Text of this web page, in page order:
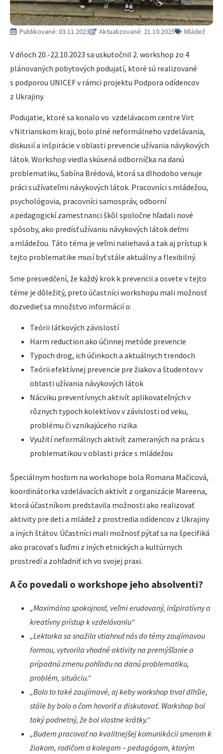
Publikované: 03.11.2023 Aktualizované: 21.10.2025 Mládež
V dňoch 20.-22.10.2023 sa uskutočnil 2. workshop zo 4
plánovaných pobytových podujatí, ktoré sú realizované
s podporou UNICEF v rámci projektu Podpora odídencov
z Ukrajiny.
Podujatie, ktoré sa konalo vo vzdelávacom centre Virt
v Nitrianskom kraji, bolo plné neformálneho vzdelávania,
diskusií a inšpirácie v oblasti prevencie užívania návykových
látok. Workshop viedla skúsená odborníčka na danú
problematiku, Sabína Brédová, ktorá sa dlhodobo venuje
práci s užívateľmi návykových látok. Pracovníci s mládežou,
psychológovia, pracovníci samospráv, odborní
a pedagogickí zamestnanci škôl spoločne hľadali nové
spôsoby, ako predísť užívaniu návykových látok deťmi
a mládežou. Táto téma je veľmi naliehavá a tak aj prístup k
tejto problematike musí byť stále aktuálny a flexibilný.
Sme presvedčení, že každý krok k prevencii a osvete v tejto
téme je dôležitý, preto účastníci workshopu mali možnosť
dozvedieť sa množstvo informácií o:
Teórii látkových závislostí
Harm reduction ako účinnej metóde prevencie
Typoch drog, ich účinkoch a aktuálnych trendoch
Teórii efektívnej prevencie pre žiakov a študentov v
oblasti užívania návykových látok
Nácviku preventívnych aktivít aplikovateľných v
rôznych typoch kolektívov v závislosti od veku,
problému či vznikajúceho rizika
Využití neformálnych aktivít zameraných na prácu s
problematikou v oblasti práce s mládežou
Špeciálnym hosťom na workshope bola Romana Mačicová,
koordinátorka vzdelávacích aktivít z organizácie Mareena,
ktorá účastníkom predstavila možnosti ako realizovať
aktivity pre deti a mládež z prostredia odídencov z Ukrajiny
a iných štátov. Účastníci mali možnosť pýtať sa na špecifiká
ako pracovať s ľuďmi z iných etnických a kultúrnych
prostredí a zohľadniť ich vo svojej praxi.
A čo povedali o workshope jeho absolventi?
„Maximálna spokojnosť, veľmi erudovaný, inšpiratívny a
kreatívny prístup k vzdelávaniu“
„Lektorka sa snažila vtiahnuť nás do témy zaujímavou
formou, vytvorila vhodné aktivity na premýšľanie a
prípadnú zmenu pohľadu na danú problematiku,
problém, situáciu.“
„Bolo to také zaujímavé, aj keby workshop trval dlhšie,
stále by bolo o čom hovoriť a diskutovať. Workshop bol
taký podnetný, že bol vlastne krátky.“
„Budem pracovať na kvalitnejšej komunikácii smerom k
žiakom, rodičom a kolegom – pedagógom, ktorým